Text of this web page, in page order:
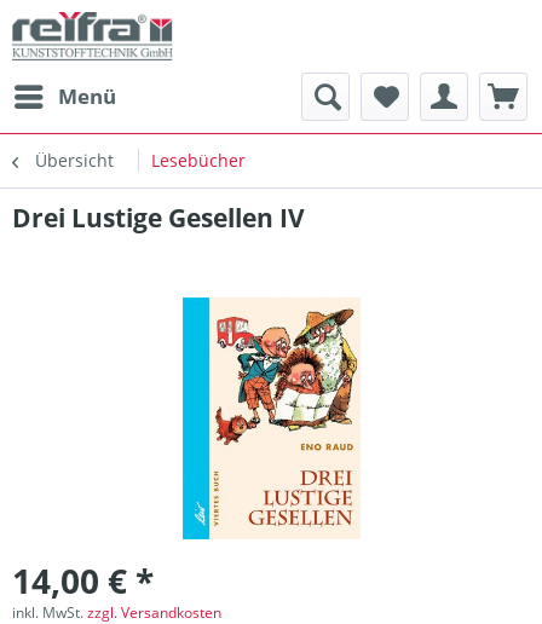
Menü
Übersicht Lesebücher
Drei Lustige Gesellen IV
14,00 € *
inkl. MwSt.zzgl. Versandkosten